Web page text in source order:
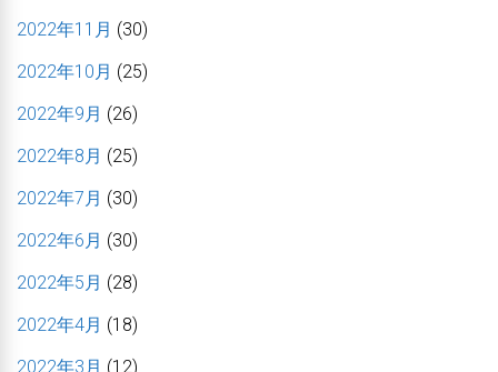
2022年11月 (30)
2022年10月 (25)
2022年9月 (26)
2022年8月 (25)
2022年7月 (30)
2022年6月 (30)
2022年5月 (28)
2022年4月 (18)
2022年3月 (12)